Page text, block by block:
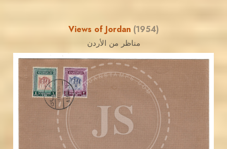
Views of Jordan (1954)
مناظر من الأردن
JS
JORDANSTAMPS.COM